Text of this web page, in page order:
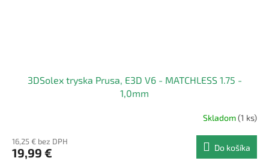
3DSolex tryska Prusa, E3D V6 - MATCHLESS 1.75 -
1,0mm
Skladom(1 ks)
16,25 € bez DPH
19,99 € Do košíka